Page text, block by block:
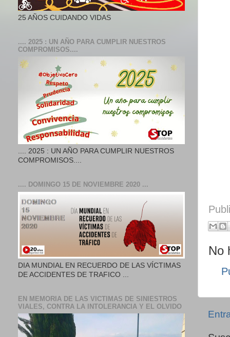
No
25 AÑOS CUIDANDO VIDAS
.... 2025 : UN AÑO PARA CUMPLIR NUESTROS
COMPROMISOS....
.... 2025 : UN AÑO PARA CUMPLIR NUESTROS
COMPROMISOS....
.... DOMINGO 15 DE NOVIEMBRE 2020 ...
DIA MUNDIAL EN RECUERDO DE LAS VÍCTIMAS
DE ACCIDENTES DE TRAFICO ...
EN MEMORIA DE LAS VICTIMAS DE SINIESTROS
VIALES, CONTRA LA INTOLERANCIA Y EL OLVIDO